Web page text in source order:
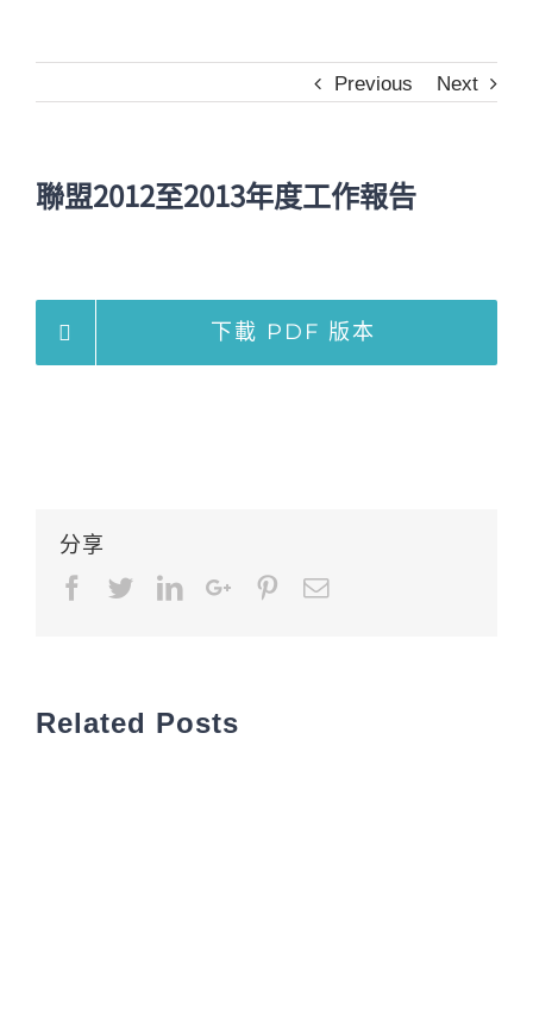
Previous Next
聯盟2012至2013年度工作報告
下載 PDF 版本
分享
Facebook
TwitterLinkedInGoogle+Pinterest
Email
Related Posts